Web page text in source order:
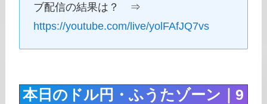
ブ配信の結果は？ ⇒
https://youtube.com/live/yolFAfJQ7vs
本日のドル円・ふうたゾーン｜9